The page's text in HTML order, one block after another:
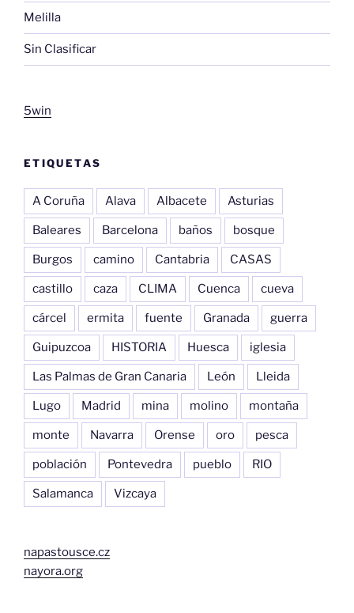
Melilla
Sin Clasificar
5win
ETIQUETAS
A Coruña Alava Albacete Asturias
Baleares Barcelona baños bosque
Burgos camino Cantabria CASAS
castillo caza CLIMA Cuenca cueva
cárcel ermita fuente Granada guerra
Guipuzcoa HISTORIA Huesca iglesia
Las Palmas de Gran Canaria León Lleida
Lugo Madrid mina molino montaña
monte Navarra Orense oro pesca
población Pontevedra pueblo RIO
Salamanca Vizcaya
napastousce.cz
nayora.org